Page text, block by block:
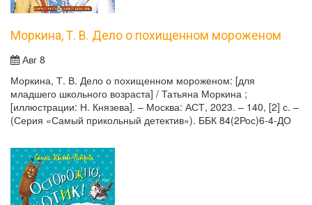
Моркина, Т. В. Дело о похищенном мороженом
Авг 8
Моркина, Т. В. Дело о похищенном мороженом: [для
младшего школьного возраста] / Татьяна Моркина ;
[иллюстрации: Н. Князева]. – Москва: АСТ, 2023. – 140, [2] с. –
(Серия «Самый прикольный детектив»). ББК 84(2Рос)6-4-ДО